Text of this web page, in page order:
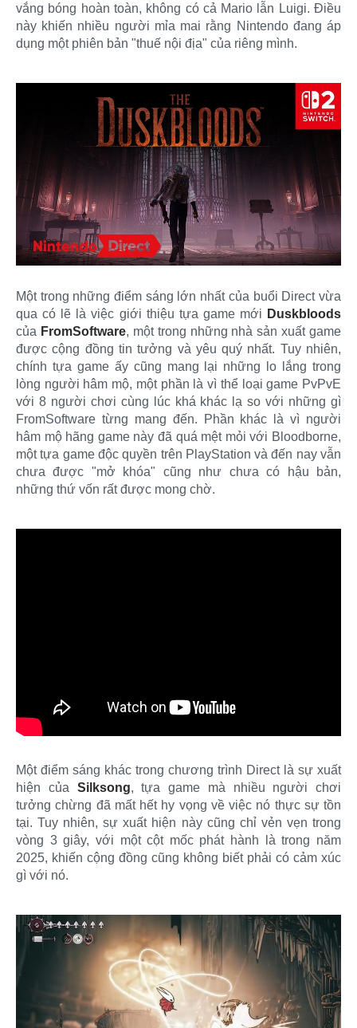
vắng bóng hoàn toàn, không có cả Mario lẫn Luigi. Điều
này khiến nhiều người mỉa mai rằng Nintendo đang áp
dụng một phiên bản "thuế nội địa" của riêng mình.
Một trong những điểm sáng lớn nhất của buổi Direct vừa
qua có lẽ là việc giới thiệu tựa game mới Duskbloods
của FromSoftware, một trong những nhà sản xuất game
được cộng đồng tin tưởng và yêu quý nhất. Tuy nhiên,
chính tựa game ấy cũng mang lại những lo lắng trong
lòng người hâm mộ, một phần là vì thể loại game PvPvE
với 8 người chơi cùng lúc khá khác lạ so với những gì
FromSoftware từng mang đến. Phần khác là vì người
hâm mộ hãng game này đã quá mệt mỏi với Bloodborne,
một tựa game độc quyền trên PlayStation và đến nay vẫn
chưa được "mở khóa" cũng như chưa có hậu bản,
những thứ vốn rất được mong chờ.
Một điểm sáng khác trong chương trình Direct là sự xuất
hiện của Silksong, tựa game mà nhiều người chơi
tưởng chừng đã mất hết hy vọng về việc nó thực sự tồn
tại. Tuy nhiên, sự xuất hiện này cũng chỉ vẻn vẹn trong
vòng 3 giây, với một cột mốc phát hành là trong năm
2025, khiến cộng đồng cũng không biết phải có cảm xúc
gì với nó.